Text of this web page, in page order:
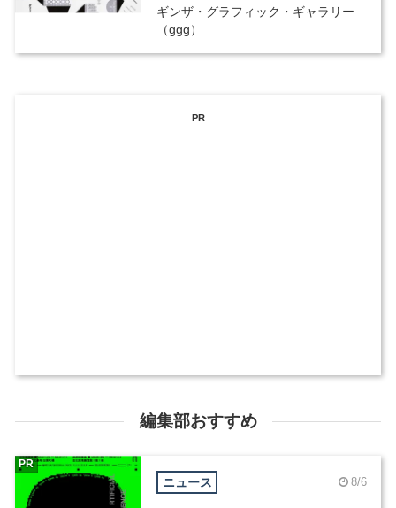
ギンザ・グラフィック・ギャラリー
（ggg）
PR
編集部おすすめ
ニュース 8/6
PR